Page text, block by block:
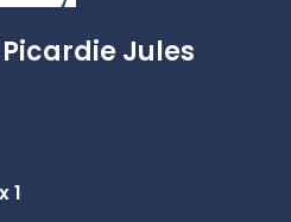
Jules
1